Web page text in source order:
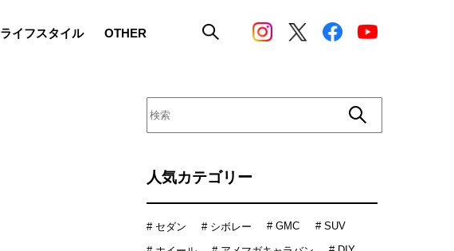
ライフスタイル OTHER
人気カテゴリー
# セダン # シボレー # GMC # SUV